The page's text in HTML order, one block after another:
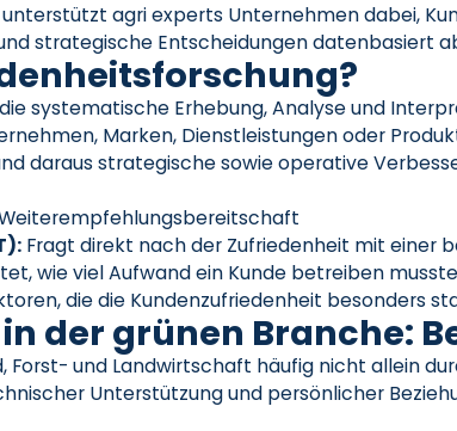
agri experts Unternehmen dabei,
strategische Entscheidungen datenbasiert
systematische Erhebung, Analyse und
Marken, Dienstleistungen oder
daraus strategische sowie operative
Fragt direkt nach der Zufriedenheit mit
wie viel Aufwand ein Kunde betreiben
die die Kundenzufriedenheit besonders
der grünen Branche:
und Landwirtschaft häufig nicht allein
Unterstützung und persönlicher